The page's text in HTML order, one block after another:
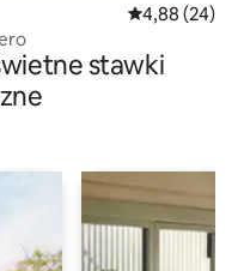
Średnia
4,88 (24)
stawki